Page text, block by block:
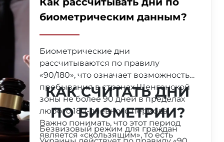
биометрическим данным?
Биометрические дни
рассчитываются по правилу
«90/180», что означает возможность
пребывания в странах Шенгенской
зоны не более 90 дней в пределах
любого 180-дневного периода.
Важно понимать, что этот период
является «скользящим», то есть
КАК СЧИТАТЬ ДНИ
ПО БИОМЕТРИИ?
Безвизовый режим для граждан